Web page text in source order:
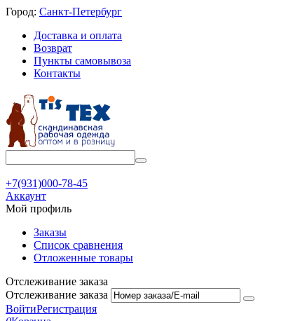
Город: Санкт-Петербург
Доставка и оплата
Возврат
Пункты самовывоза
Контакты
+7(931)000-78-45
Аккаунт
Мой профиль
Заказы
Список сравнения
Отложенные товары
Отслеживание заказа
Отслеживание заказа
ВойтиРегистрация